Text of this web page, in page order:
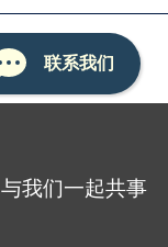
联系我们
与我们一起共事